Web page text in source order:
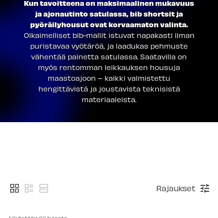
Kun tavoitteena on maksimaalinen mukavuus
ja ajonautinto satulassa, bib shortsit ja
pyöräilyhousut ovat korvaamaton valinta.
Olkaimelliset bib-mallit istuvat napakasti ilman
puristavaa vyötäröä, ja laadukas pehmuste
vähentää painetta satulassa. Saatavilla on
myös rentomman leikkauksen housuja
maastoajoon – kaikki valmistettu
hengittävistä ja joustavista teknisistä
materiaaleista.
Rajaukset